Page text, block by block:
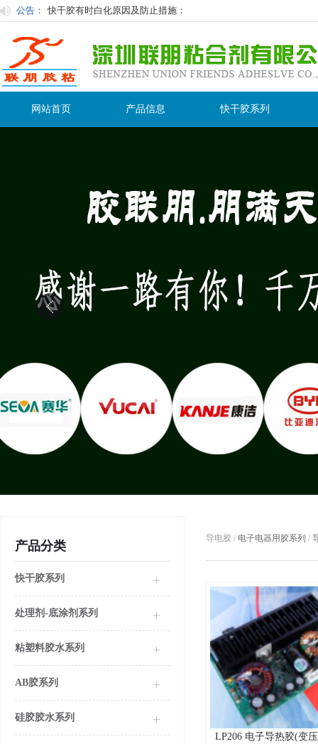
公告： 快干胶有时白化原因及防止措施：
用过后的胶水怎么保存才不会在保质期内变干变质？
粘塑料用什么胶水粘接性最好
联朋胶粘为你量身订制最合适胶水
网站首页 产品信息 快干胶系列
产品分类
快干胶系列
处理剂-底涂剂系列
粘塑料胶水系列
AB胶系列
硅胶胶水系列
导电胶 / 电子电器用胶系列 /
LP 206
LP206 电子导热胶(变